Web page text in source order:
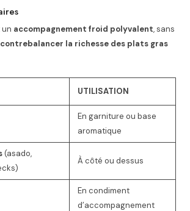
accompagnement froid polyvalent, sans
contrebalancer la richesse des plats gras
UTILISATION
En garniture ou base
aromatique
(asado,
À côté ou dessus
En condiment
d’accompagnement